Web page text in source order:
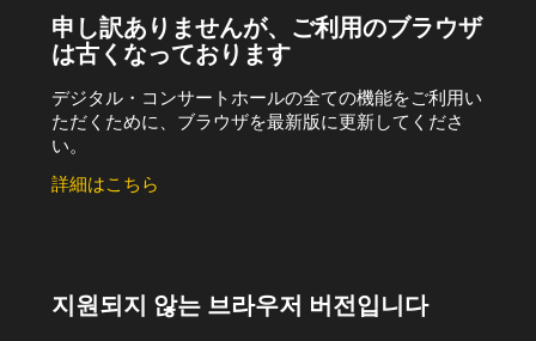
申し訳ありませんが、ご利用のブラウザ
は古くなっております
デジタル・コンサートホールの全ての機能をご利用い
ただくために、ブラウザを最新版に更新してくださ
い。
詳細はこちら
지원되지 않는 브라우저 버전입니다